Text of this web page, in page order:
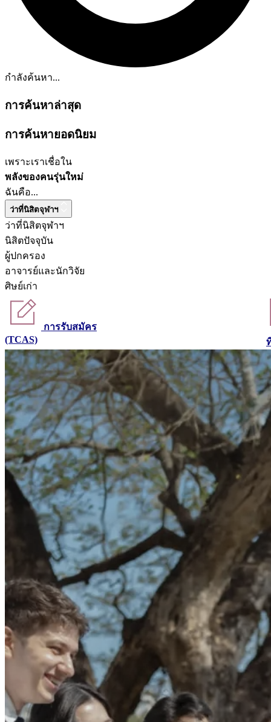
กำลังค้นหา...
การค้นหาล่าสุด
การค้นหายอดนิยม
เพราะเราเชื่อใน
พลังของคนรุ่นใหม่
ฉันคือ...
ว่าที่นิสิตจุฬาฯ
ว่าที่นิสิตจุฬาฯ
นิสิตปัจจุบัน
ผู้ปกครอง
อาจารย์และนักวิจัย
ศิษย์เก่า
การรับสมัคร
(TCAS)